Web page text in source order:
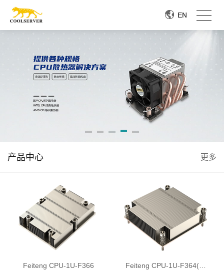
EN
EN
产品中心 更多
Feiteng CPU-1U-F366 Feiteng CPU-1U-F364(…